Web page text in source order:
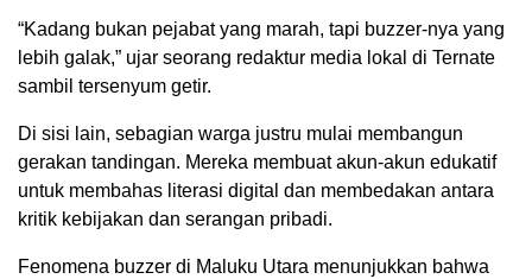
“Kadang bukan pejabat yang marah, tapi buzzer-nya yang
lebih galak,” ujar seorang redaktur media lokal di Ternate
sambil tersenyum getir.
Di sisi lain, sebagian warga justru mulai membangun
gerakan tandingan. Mereka membuat akun-akun edukatif
untuk membahas literasi digital dan membedakan antara
kritik kebijakan dan serangan pribadi.
Fenomena buzzer di Maluku Utara menunjukkan bahwa